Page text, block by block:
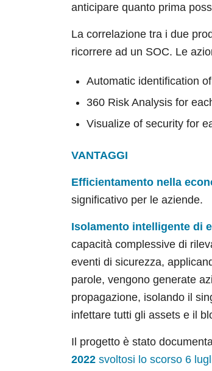
anticipare quanto prima
La correlazione tra i due
ricorrere ad un SOC. Le
Automatic identification
360 Risk Analysis for
Visualize of security for
VANTAGGI
Efficientamento nella
significativo per le aziende.
Isolamento intelligente di
capacità complessive di
eventi di sicurezza,
parole, vengono generate
propagazione, isolando il
infettare tutti gli assets e il
Il progetto è stato
2022 svoltosi lo scorso 6